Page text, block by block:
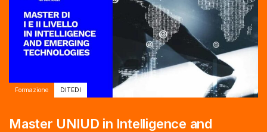
Formazione DITEDI
Master UNIUD in Intelligence and